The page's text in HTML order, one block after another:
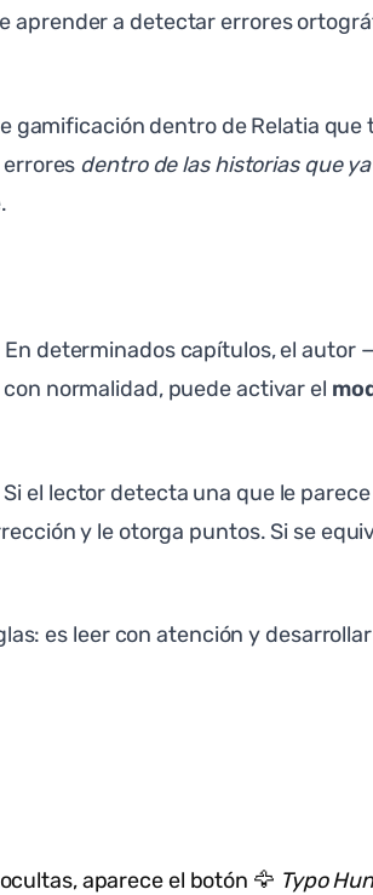
aprender a detectar errores
gamificación dentro de Relatia
dentro de las historias que
determinados capítulos, el
normalidad, puede activar el
el lector detecta una que le
y le otorga puntos. Si se
es leer con atención y
aparece el botón 🦅 Typo